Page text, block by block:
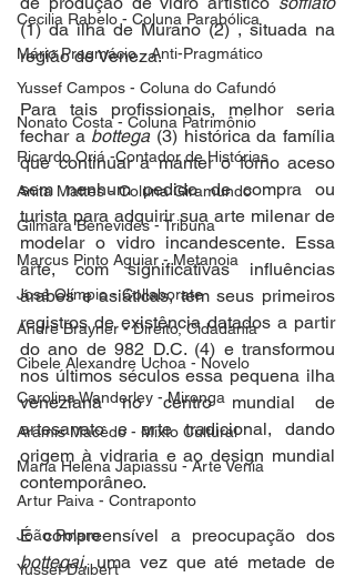
Cecilia Rabelo - Coluna Parabólica
Mário Pragmácio - Anti-Pragmático
Yussef Campos - Coluna do Cafundó
Nonato Costa - Coluna Patrimônio
Ricardo Oriá -Contador de Histórias
Anita Mattes - Coluna Giramundo
Gilmara Benevides - Tribuna
Marcus Pinto Aguiar - Metanoia
José Olímpio - Collaborate
André Brayner - Direito, Cidadania
Cibele Alexandre Uchoa - Novelo
Carolina Wanderley - Mironga
Aramis Macêdo - Mixto Cultural
Maria Helena Japiassu - Arte Venia
Artur Paiva - Contraponto
João Polaro
Yussef Daibert
(1) da ilha de Murano (2) , situada na
região de Veneza.
Para tais profissionais, melhor seria
fechar a bottega (3) histórica da família
que continuar a manter o forno aceso
sem nenhum pedido de compra ou
turista para adquirir sua arte milenar de
modelar o vidro incandescente. Essa
arte, com significativas influências
árabes e asiáticas, tem seus primeiros
registros de existência datados a partir
do ano de 982 D.C. (4) e transformou
nos últimos séculos essa pequena ilha
veneziana no centro mundial de
artesanato e arte tradicional, dando
origem à vidraria e ao design mundial
contemporâneo.
bottegai, uma vez que até metade de